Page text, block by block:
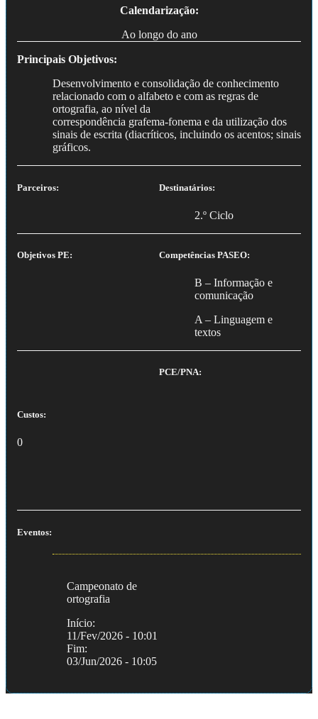
Calendarização:
Ao longo do ano
Principais Objetivos:
Desenvolvimento e consolidação de conhecimento
relacionado com o alfabeto e com as regras de
ortografia, ao nível da
correspondência grafema-fonema e da utilização dos
sinais de escrita (diacríticos, incluindo os acentos; sinais
gráficos.
Parceiros: Destinatários:
2.º Ciclo
Objetivos PE: Competências PASEO:
B – Informação e
comunicação
A – Linguagem e
textos
Custos:
0
PCE/PNA:
Eventos:
Campeonato de
ortografia
Início:
11/Fev/2026 - 10:01
Fim:
03/Jun/2026 - 10:05